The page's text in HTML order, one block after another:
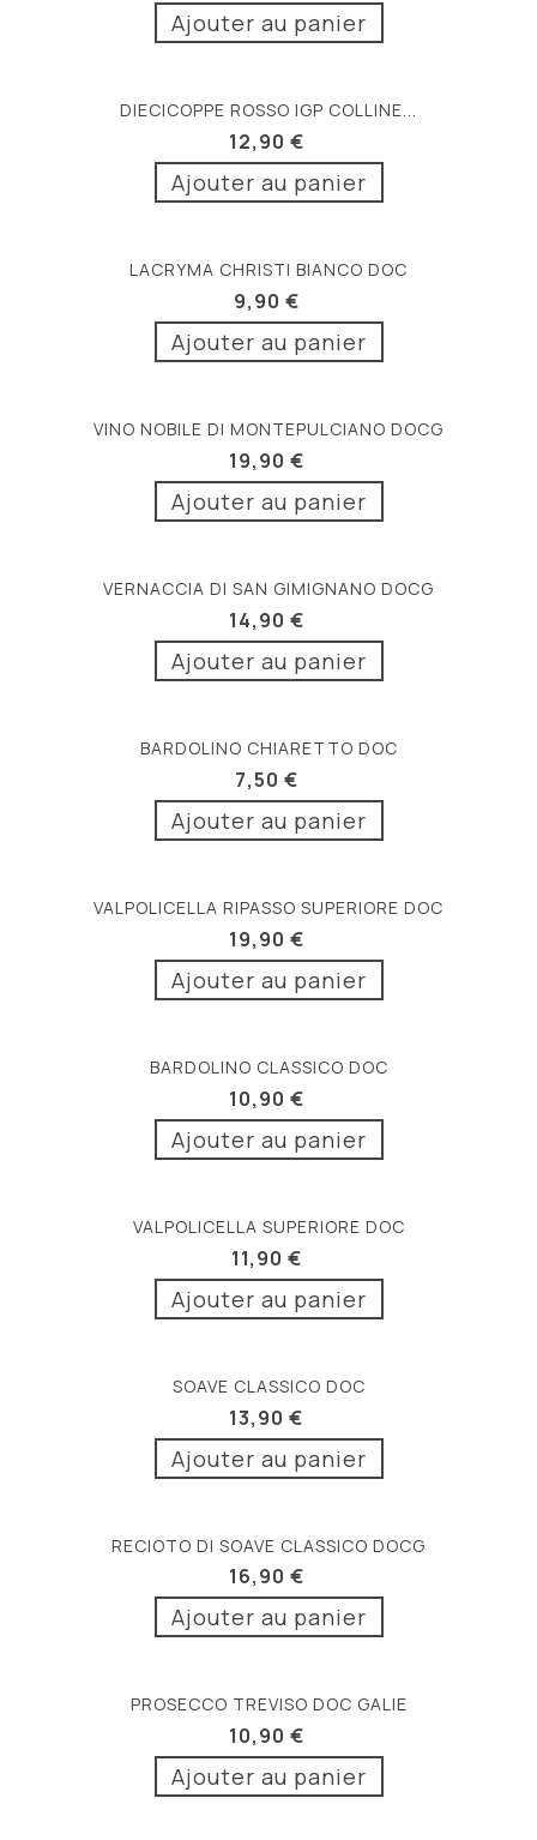
Ajouter au panier
DIECICOPPE ROSSO IGP COLLINE...
12,90 €
Ajouter au panier
LACRYMA CHRISTI BIANCO DOC
9,90 €
Ajouter au panier
VINO NOBILE DI MONTEPULCIANO DOCG
19,90 €
Ajouter au panier
VERNACCIA DI SAN GIMIGNANO DOCG
14,90 €
Ajouter au panier
BARDOLINO CHIARETTO DOC
7,50 €
Ajouter au panier
VALPOLICELLA RIPASSO SUPERIORE DOC
19,90 €
Ajouter au panier
BARDOLINO CLASSICO DOC
10,90 €
Ajouter au panier
VALPOLICELLA SUPERIORE DOC
11,90 €
Ajouter au panier
SOAVE CLASSICO DOC
13,90 €
Ajouter au panier
RECIOTO DI SOAVE CLASSICO DOCG
16,90 €
Ajouter au panier
PROSECCO TREVISO DOC GALIE
10,90 €
Ajouter au panier